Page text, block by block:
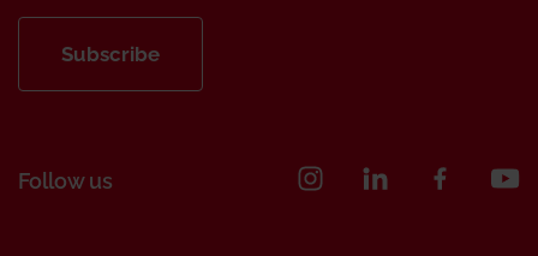
Subscribe
Follow us